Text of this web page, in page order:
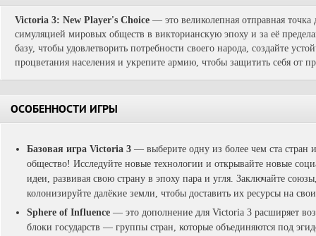
Victoria 3: New Player's Choice — это великолепная отправная точка
симуляцией мировых обществ в викторианскую эпоху и за её
базу, чтобы удовлетворить потребности своего народа, создайте
процветания населения и укрепите армию, чтобы защитить себя от
ОСОБЕННОСТИ ИГРЫ
Базовая игра Victoria 3 — выберите одну из более чем ста стран
общество! Исследуйте новые технологии и открывайте новые
идеи, развивая свою страну в эпоху пара и угля. Заключайте
колонизируйте далёкие земли, чтобы доставить их ресурсы на
Sphere of Influence — это дополнение для Victoria 3 расширяет
блоки государств — группы стран, которые объединяются под